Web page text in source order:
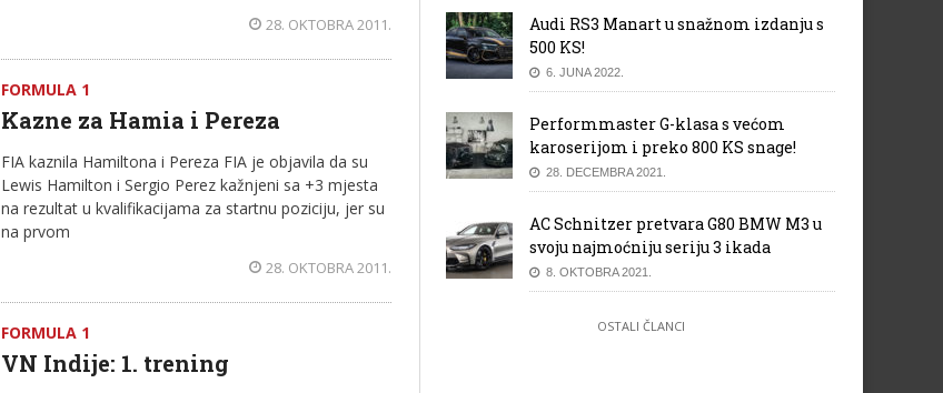
28. OKTOBRA 2011.
FORMULA 1
Kazne za Hamia i Pereza
FIA kaznila Hamiltona i Pereza FIA je objavila da su
Lewis Hamilton i Sergio Perez kažnjeni sa +3 mjesta
na rezultat u kvalifikacijama za startnu poziciju, jer su
na prvom
28. OKTOBRA 2011.
FORMULA 1
VN Indije: 1. trening
Audi RS3 Manart u snažnom izdanju s
500 KS!
6. JUNA 2022.
Performmaster G-klasa s većom
karoserijom i preko 800 KS snage!
28. DECEMBRA 2021.
AC Schnitzer pretvara G80 BMW M3 u
svoju najmoćniju seriju 3 ikada
8. OKTOBRA 2021.
OSTALI ČLANCI